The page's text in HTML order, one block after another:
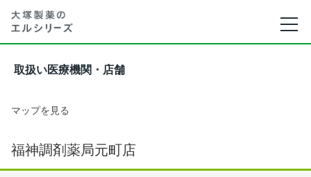
取扱い医療機関・店舗
マップを見る
福神調剤薬局元町店